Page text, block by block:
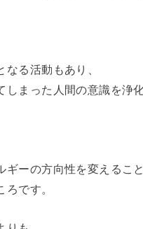
る活動もあり、
まった人間の意識を浄
ギーの方向性を変えるこ
です。